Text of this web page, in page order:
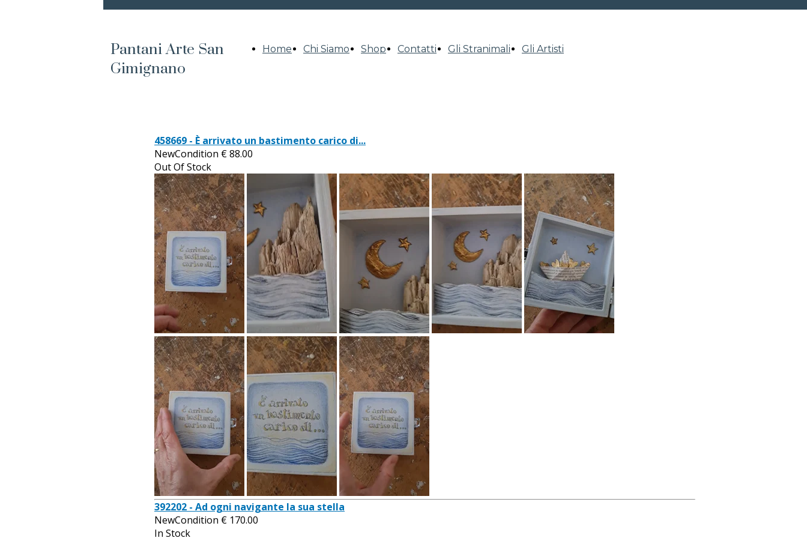
Home Chi Siamo Shop Contatti Gli Stranimali Gli Artisti
Pantani Arte San
Gimignano
458669 - È arrivato un bastimento carico di...
NewCondition €88.00
Out Of Stock
392202 - Ad ogni navigante la sua stella
NewCondition € 170.00
In Stock